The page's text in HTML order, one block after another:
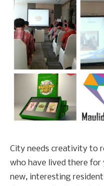
City needs creativity to
who have lived there
new, interesting